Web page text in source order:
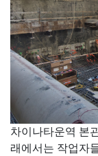
차이나타운역 본
래에서는 작업자